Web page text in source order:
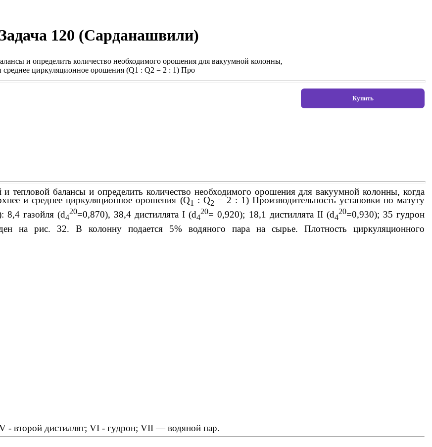
120 (Сарданашвили)
и определить количество необходимого орошения для вакуумной колонны,
среднее циркуляционное орошения (Q1 : Q2 = 2 : 1) Про
тепловой балансы и определить количество необходимого орошения для вакуумной колонны, когда
и среднее циркуляционное орошения (Q1 : Q2 = 2 : 1) Производительность установки по мазуту
8,4 газойля (d4
20=0,870), 38,4 дистиллята I (d4
20= 0,920); 18,1 дистиллята II (d4
20=0,930); 35 гудрон
на рис. 32. В колонну подается 5% водяного пара на сырье. Плотность циркуляционного
- второй дистиллят; VI - гудрон; VII — водяной пар.